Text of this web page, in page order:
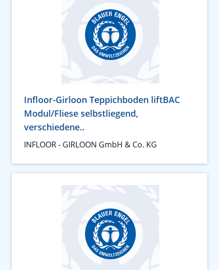
Infloor-Girloon Teppichboden liftBAC
Modul/Fliese selbstliegend,
verschiedene..
INFLOOR - GIRLOON GmbH & Co. KG